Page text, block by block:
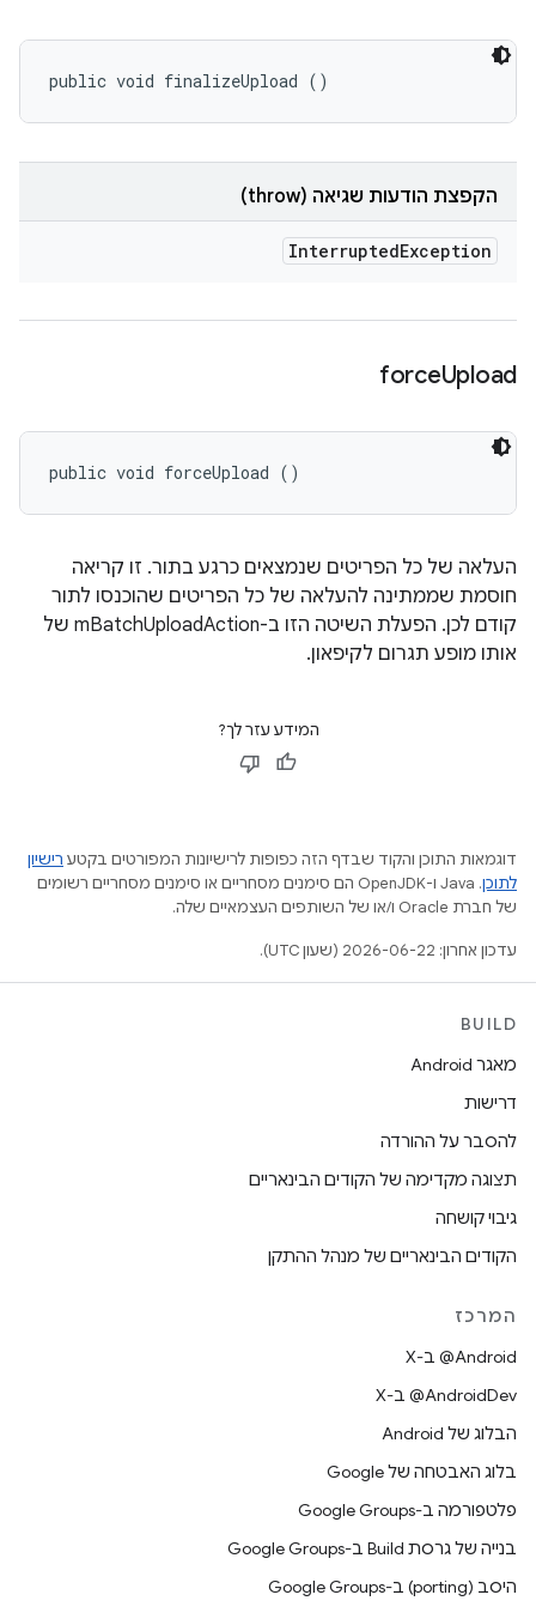
public void finalizeUpload ()
הקפצת הודעות שגיאה (throw)
InterruptedException
forceUpload
public void forceUpload ()
העלאה של כל הפריטים שנמצאים כרגע בתור. זו קריאה
חוסמת שממתינה להעלאה של כל הפריטים שהוכנסו לתור
קודם לכן. הפעלת השיטה הזו ב-mBatchUploadAction של
אותו מופע תגרום לקיפאון.
המידע עזר לך?
דוגמאות התוכן והקוד שבדף הזה כפופות לרישיונות המפורטים בקטע רישיון
לתוכן
.‏ Java ו-OpenJDK הם סימנים מסחריים או סימנים מסחריים רשומים
של חברת Oracle ו/או של השותפים העצמאיים שלה.
עדכון אחרון: 2026-06-22 (שעון UTC).
BUILD
מאגר Android
דרישות
להסבר על ההורדה
תצוגה מקדימה של הקודים הבינאריים
גיבוי קושחה
הקודים הבינאריים של מנהל ההתקן
המרכז
‫‎@Android ב-X
‫‎@AndroidDev ב-X
הבלוג של Android
בלוג האבטחה של Google
פלטפורמה ב-Google Groups
בנייה של גרסת Build ב-Google Groups
היסב (porting) ב-Google Groups